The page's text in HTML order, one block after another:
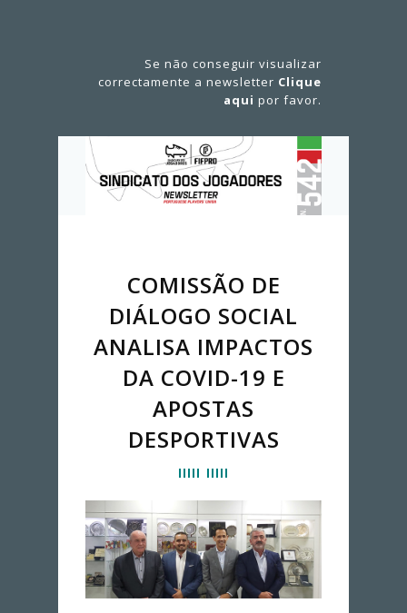
Se não conseguir visualizar
correctamente a newsletter Clique
aqui por favor.
COMISSÃO DE
DIÁLOGO SOCIAL
ANALISA IMPACTOS
DA COVID-19 E
APOSTAS
DESPORTIVAS